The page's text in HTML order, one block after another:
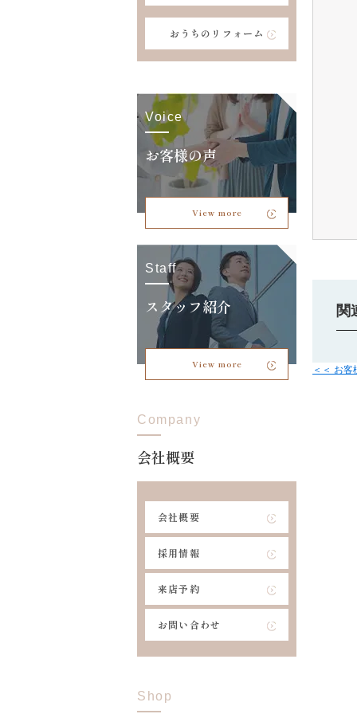
関
＜＜ お客
おうちのリフォーム
Voice
お客様の声
View more
Staff
スタッフ紹介
View more
Company
会社概要
会社概要
採用情報
来店予約
お問い合わせ
Shop